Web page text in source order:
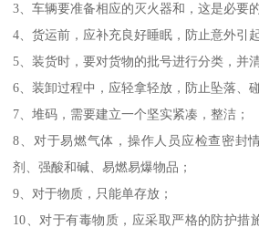
3、车辆要准备相应的灭火器和，这是必要
4、货运前，应补充良好睡眠，防止意外引
5、装货时，要对货物的批号进行分类，并
6、装卸过程中，应轻拿轻放，防止坠落、
7、堆码，需要建立一个坚实紧凑，整洁；
8、对于易燃气体，操作人员应检查密封
剂、强酸和碱、易燃易爆物品；
9、对于物质，只能单存放；
10、对于有毒物质，应采取严格的防护措